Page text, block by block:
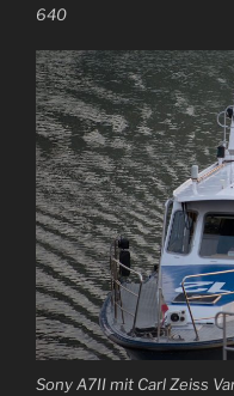
640
Sony A7II mit Carl Zeiss